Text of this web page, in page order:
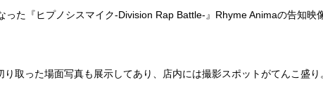
った『ヒプノシスマイク-Division Rap Battle-』Rhyme Animaの告知映
取った場面写真も展示してあり、店内には撮影スポットがてんこ盛り